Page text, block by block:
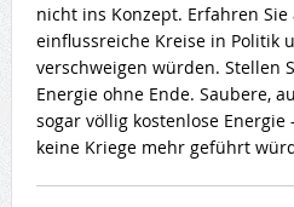
nicht ins Konzept. Erfahren Sie
einflussreiche Kreise in Politik
verschweigen würden. Stellen
Energie ohne Ende. Saubere,
sogar völlig kostenlose Energie
keine Kriege mehr geführt